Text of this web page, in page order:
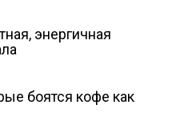
энергичная
боятся кофе как